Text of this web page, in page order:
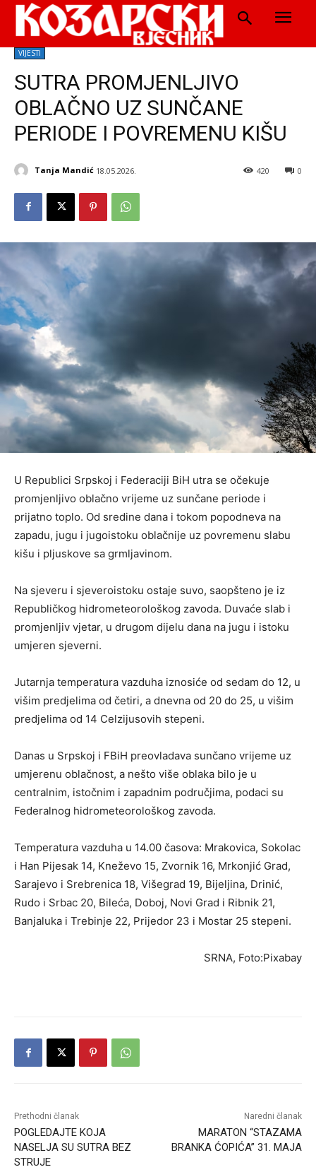
VIJESTI
SUTRA PROMJENLJIVO
OBLAČNO UZ SUNČANE
PERIODE I POVREMENU KIŠU
Tanja Mandić 18.05.2026. 0
420
U Republici Srpskoj i Federaciji BiH utra se očekuje
promjenljivo oblačno vrijeme uz sunčane periode i
prijatno toplo. Od sredine dana i tokom popodneva na
zapadu, jugu i jugoistoku oblačnije uz povremenu slabu
kišu i pljuskove sa grmljavinom.
Na sjeveru i sjeveroistoku ostaje suvo, saopšteno je iz
Republičkog hidrometeorološkog zavoda. Duvaće slab i
promjenljiv vjetar, u drugom dijelu dana na jugu i istoku
umjeren sjeverni.
Jutarnja temperatura vazduha iznosiće od sedam do 12, u
višim predjelima od četiri, a dnevna od 20 do 25, u višim
predjelima od 14 Celzijusovih stepeni.
Danas u Srpskoj i FBiH preovladava sunčano vrijeme uz
umjerenu oblačnost, a nešto više oblaka bilo je u
centralnim, istočnim i zapadnim područjima, podaci su
Federalnog hidrometeorološkog zavoda.
Temperatura vazduha u 14.00 časova: Mrakovica, Sokolac
i Han Pijesak 14, Kneževo 15, Zvornik 16, Mrkonjić Grad,
Sarajevo i Srebrenica 18, Višegrad 19, Bijeljina, Drinić,
Rudo i Srbac 20, Bileća, Doboj, Novi Grad i Ribnik 21,
Banjaluka i Trebinje 22, Prijedor 23 i Mostar 25 stepeni.
SRNA, Foto:Pixabay
Prethodni članak
POGLEDAJTE KOJA
NASELJA SU SUTRA BEZ
STRUJE
Naredni članak
MARATON “STAZAMA
BRANKA ĆOPIĆA” 31. MAJA